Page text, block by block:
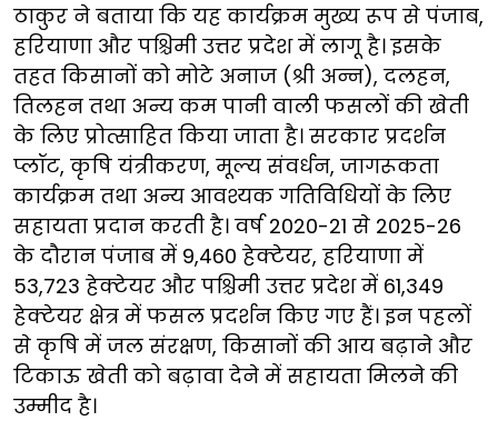
ठाकुर ने बताया कि यह कार्यक्रम मुख्य रूप से पंजाब,
हरियाणा और पश्चिमी उत्तर प्रदेश में लागू है। इसके
तहत किसानों को मोटे अनाज (श्री अन्न), दलहन,
तिलहन तथा अन्य कम पानी वाली फसलों की खेती
के लिए प्रोत्साहित किया जाता है। सरकार प्रदर्शन
प्लॉट, कृषि यंत्रीकरण, मूल्य संवर्धन, जागरूकता
कार्यक्रम तथा अन्य आवश्यक गतिविधियों के लिए
सहायता प्रदान करती है। वर्ष 2020-21 से 2025-26
के दौरान पंजाब में 9,460 हेक्टेयर, हरियाणा में
53,723 हेक्टेयर और पश्चिमी उत्तर प्रदेश में 61,349
हेक्टेयर क्षेत्र में फसल प्रदर्शन किए गए हैं। इन पहलों
से कृषि में जल संरक्षण, किसानों की आय बढ़ाने और
टिकाऊ खेती को बढ़ावा देने में सहायता मिलने की
उम्मीद है।